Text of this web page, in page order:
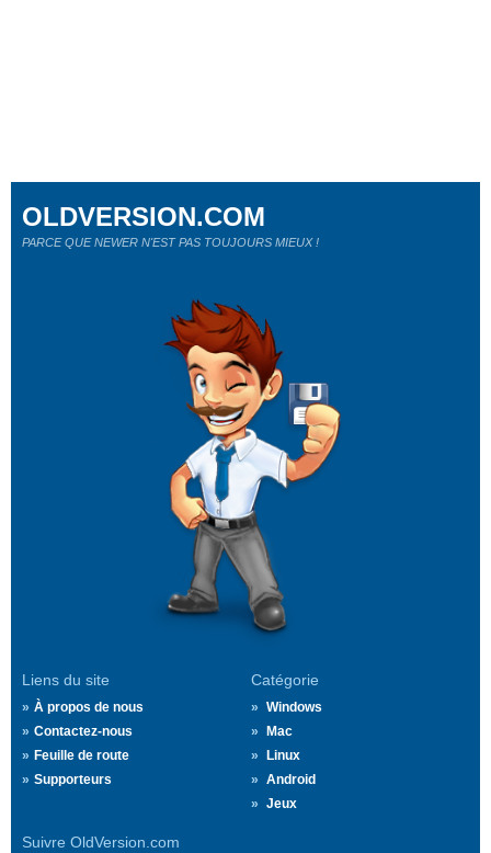
Liens du site
À propos de nous
Contactez-nous
Feuille de route
Supporteurs
Catégorie
Windows
Mac
Linux
Android
Jeux
Suivre OldVersion.com
OLDVERSION.COM
PARCE QUE NEWER N'EST PAS TOUJOURS MIEUX !